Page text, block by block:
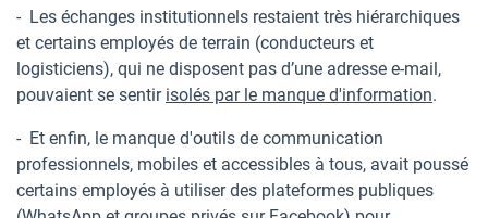
- Les échanges institutionnels restaient très hiérarchiques
et certains employés de terrain (conducteurs et
logisticiens), qui ne disposent pas d’une adresse e-mail,
pouvaient se sentir isolés par le manque d'information.
- Et enfin, le manque d'outils de communication
professionnels, mobiles et accessibles à tous, avait poussé
certains employés à utiliser des plateformes publiques